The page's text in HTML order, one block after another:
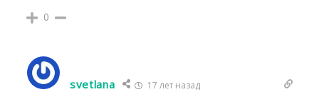
0
svetlana 17 лет назад